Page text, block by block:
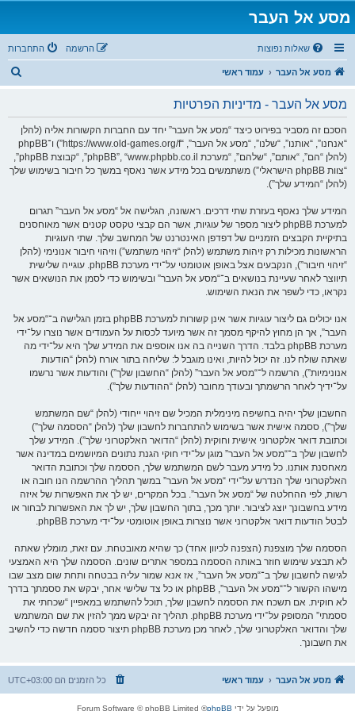
מסע אל העבר
שאלות נפוצות התחברות הרשמה
מסע אל העבר עמוד ראשי
מסע אל העבר - מדיניות הפרטיות
הסכם זה מסביר בפירוט כיצד “מסע אל העבר” יחד עם החברות הקשורות אליה (להלן
“אנחנו”, “אותנו”, “שלנו”, “מסע אל העבר”, “https://www.old-games.org/f”) ו־phpBB
(להלן “הם”, “אותם”, “שלהם”, “מערכת phpBB”, “www.phpbb.co.il”, “קבוצת phpBB”,
“צוות phpBB הישראלי”) משתמשים בכל מידע אשר נאסף במשך כל חיבור בשימוש שלך
(להלן “המידע שלך”).
המידע שלך נאסף בעזרת שתי דרכים. ראשונה, הגלישה אל “מסע אל העבר” תגרום
למערכת phpBB ליצור מספר של עוגיות, אשר הם קבצי טקסט קטנים אשר מאוחסנים
בתיקיית הקבצים הזמניים של דפדפן האינטרנט של המחשב שלך. שתי העוגיות
הראשונות מכילות רק זיהות משתמש (להלן “זיהוי משתמש”) וזיהוי חיבור אנונימי (להלן
“זיהוי חיבור”), הנקבעים אצל באופן אוטומטי על־ידי מערכת phpBB. עוגייה שלישית
תיווצר לאחר שעיינת בנושאים ב־“מסע אל העבר” ובשימוש כדי לסמן את הנושאים אשר
נקראו, כדי לשפר את הנאת השימוש.
אנו יכולים גם ליצור עוגיות אשר אינן קשורות למערכת phpBB בזמן הגלישה ב־“מסע אל
העבר”, אך הן מחוץ להיקף מסמך זה אשר מיועד לכסות על העמודים אשר נוצרו על־ידי
מערכת phpBB בלבד. הדרך השנייה בה אנו אוספים את המידע שלך היא על־ידי מה
שאתה שולח לנו. זה יכול להיות, ואינו מוגבל ל: שליחה בתור אורח (להלן “הודעות
אנונימיות”), הרשמה ל־“מסע אל העבר” (להלן “החשבון שלך”) והודעות אשר נרשמו
על־ידיך לאחר הרשמתך ובעודך מחובר (להלן “ההודעות שלך”).
החשבון שלך יהיה בחשיפה מינימלית המכיל שם זיהוי ייחודי (להלן “שם המשתמש
שלך”), ססמה אישית אשר בשימוש להתחברות לחשבון שלך (להלן “הססמה שלך”)
וכתובת דואר אלקטרוני אישית וחוקית (להלן “הדואר האלקטרוני שלך”). המידע שלך
לחשבון שלך ב־“מסע אל העבר” מוגן על־ידי חוקי הגנת נתונים המיושמים במדינה אשר
מאחסנת אותנו. כל מידע מעבר לשם המשתמש שלך, הססמה שלך וכתובת הדואר
האלקטרוני שלך הנדרש על־ידי “מסע אל העבר” במשך תהליך ההרשמה הנו חובה או
רשות, לפי ההחלטה של “מסע אל העבר”. בכל המקרים, יש לך את האפשרות של איזה
מידע בחשבונך יוצג לציבור. יותך מכך, בתוך החשבון שלך, יש לך את האפשרות לבחור או
לבטל הודעות דואר אלקטרוני אשר נוצרות באופן אוטומטי על־ידי מערכת phpBB.
הססמה שלך מוצפנת (הצפנה לכיוון אחד) כך שהיא מאובטחת. עם זאת, מומלץ שאתה
לא תבצע שימוש חוזר באותה הססמה במספר אתרים שונים. הססמה שלך היא האמצעי
לגישה לחשבון שלך ב־“מסע אל העבר”, אז אנא שמור עליה בבטחה ותחת שום מצב שבו
מישהו הקשור ל־“מסע אל העבר”, phpBB או כל צד שלישי אחר, יבקש את ססמתך בדרך
לא חוקית. אם תשכח את הססמה לחשבון שלך, תוכל להשתמש במאפיין “שכחתי את
ססמתי” המסופק על־ידי מערכת phpBB. תהליך זה יבקש ממך להזין את שם המשתמש
שלך והדואר האלקטרוני שלך, לאחר מכן מערכת phpBB תיצור ססמה חדשה כדי להשיב
את חשבונך.
מסע אל העבר עמוד ראשי כל הזמנים הם UTC+03:00
מופעל על ידי phpBB
® Forum Software © phpBB Limited